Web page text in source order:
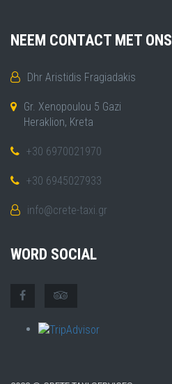
NEEM CONTACT MET ONS
Dhr Aristidis Fragiadakis
Gr. Xenopoulou 5 Gazi
Heraklion, Kreta
+30 6970021970
+30 6945027933
info@crete-taxi.gr
WORD SOCIAL